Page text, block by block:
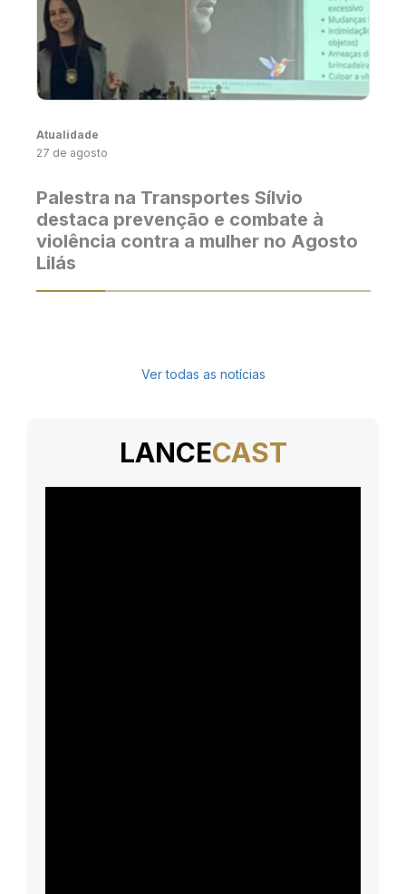
Atualidade
27 de agosto
Palestra na Transportes Sílvio
destaca prevenção e combate à
violência contra a mulher no Agosto
Lilás
Ver todas as notícias
LANCECAST